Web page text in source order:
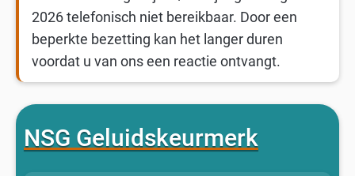
2026 telefonisch niet bereikbaar. Door een
beperkte bezetting kan het langer duren
voordat u van ons een reactie ontvangt.
NSG Geluidskeurmerk